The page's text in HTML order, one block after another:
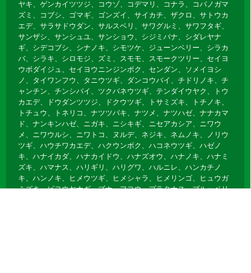
ヤキ、ゲンカイツツジ、コウゾ、コデマリ、コナラ、コバノガマ
ズミ、コブシ、ゴマギ、ゴンズイ、サイカチ、ザクロ、サトウカ
エデ、サラサドウダン、サルスベリ、サワグルミ、サワフタギ、
サンザシ、サンシュユ、サンショウ、シジミバナ、シダレヤナ
ギ、シデコブシ、シナノキ、シモツケ、ジューンベリー、シラカ
バ、シラキ、シロモジ、ズミ、スモモ、スモークツリー、セイヨ
ウボダイジュ、セイヨウニンジンボク、センダン、ソメイヨシ
ノ、タイワンフウ、タニウツギ、ダンコウバイ、チドリノキ、チ
ャンチン、チンシバイ、ツクバネウツギ、テンダイウヤク、トウ
カエデ、ドウダンツツジ、ドクウツギ、トサミズキ、トチノキ、
トチュウ、トネリコ、ナツツバキ、ナツメ、ナツハゼ、ナナカマ
ド、ナンキンハゼ、ニガキ、ニシキギ、ニセアカシア、ニワウ
メ、ニワウルシ、ニワトコ、ヌルデ、ネジキ、ネムノキ、ノリウ
ツギ、ハウチワカエデ、ハクウンボク、ハコネウツギ、ハゼノ
キ、ハナイカダ、ハナカイドウ、ハナズオウ、ハナノキ、ハナミ
ズキ、ハマナス、ハリギリ、ハリグワ、ハルニレ、ハンカチノ
キ、ハンノキ、ヒメウツギ、ヒメシャラ、ヒメリンゴ、ヒュウガ
ミズキ、ビヨウヤナギ、ブナ、フヨウ、プラタナス、ブルーベリ